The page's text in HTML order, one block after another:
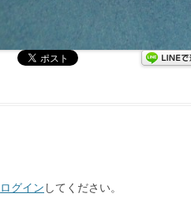
ログイン してください。